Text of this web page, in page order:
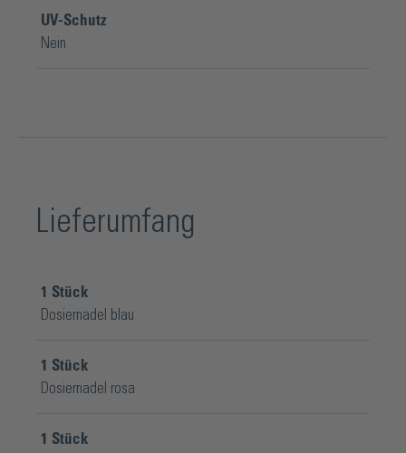
UV-Schutz
Nein
Lieferumfang
1 Stück
Dosiernadel blau
1 Stück
Dosiernadel rosa
1 Stück